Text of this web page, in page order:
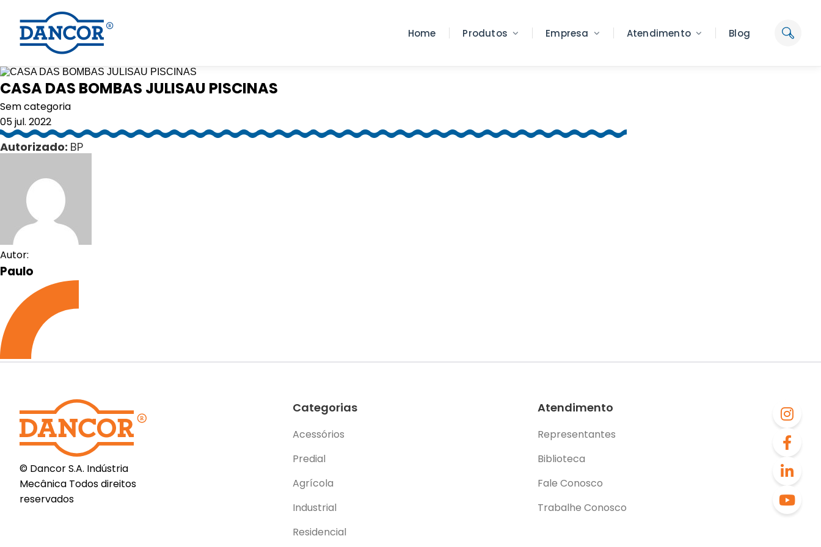
Home Produtos Empresa Atendimento Blog
CASA DAS BOMBAS JULISAU PISCINAS
Sem categoria
05 jul. 2022
Autorizado: BP
Autor:
Paulo
© Dancor S.A. Indústria
Mecânica Todos direitos
reservados
Categorias
Acessórios
Predial
Agrícola
Industrial
Residencial
Atendimento
Representantes
Biblioteca
Fale Conosco
Trabalhe Conosco